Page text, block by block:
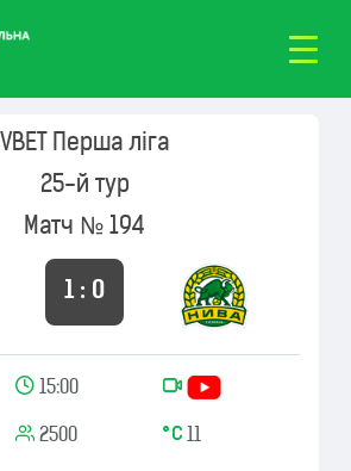
VBET Перша ліга
25-й тур
Матч № 194
1 : 0
15:00
2500 11